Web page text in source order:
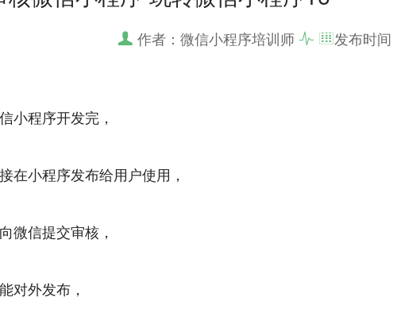
作者：微信小程序培训师 发布时间
小程序开发完，
在小程序发布给用户使用，
微信提交审核，
对外发布，